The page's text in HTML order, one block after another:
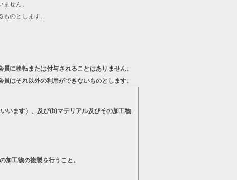
せん。
のとします。
に移転または付与されることはありません。
はそれ以外の利用ができないものとします。
います）、及び(b)マテリアル及びその加工物
工物の複製を行うこと。